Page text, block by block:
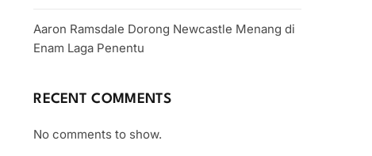
Aaron Ramsdale Dorong Newcastle Menang di
Enam Laga Penentu
RECENT COMMENTS
No comments to show.